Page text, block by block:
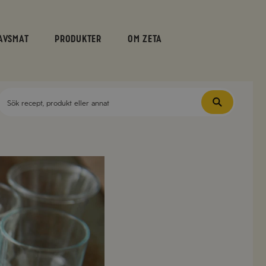
PRODUKTER OM ZETA